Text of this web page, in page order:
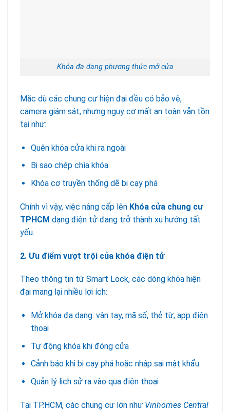
Khóa đa dạng phương thức mở cửa
Mặc dù các chung cư hiện đại đều có bảo vệ,
camera giám sát, nhưng nguy cơ mất an toàn vẫn tồn
tại như:
Quên khóa cửa khi ra ngoài
Bị sao chép chìa khóa
Khóa cơ truyền thống dễ bị cạy phá
Chính vì vậy, việc nâng cấp lên Khóa cửa chung cư
TPHCM dạng điện tử đang trở thành xu hướng tất
yếu.
2. Ưu điểm vượt trội của khóa điện tử
Theo thông tin từ Smart Lock, các dòng khóa hiện
đại mang lại nhiều lợi ích:
Mở khóa đa dạng: vân tay, mã số, thẻ từ, app điện
thoại
Tự động khóa khi đóng cửa
Cảnh báo khi bị cạy phá hoặc nhập sai mật khẩu
Quản lý lịch sử ra vào qua điện thoại
Tại TP.HCM, các chung cư lớn như Vinhomes Central